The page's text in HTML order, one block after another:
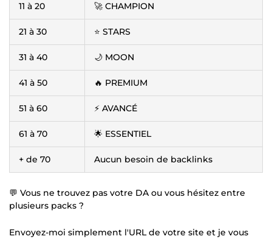
11 à 20 🚀 CHAMPION
21 à 30 ⭐️ STARS
31 à 40 🌙 MOON
41 à 50 🔥 PREMIUM
51 à 60 ⚡ AVANCÉ
61 à 70 🌟 ESSENTIEL
+ de 70 Aucun besoin de backlinks
💬 Vous ne trouvez pas votre DA ou vous hésitez entre
plusieurs packs ?
Envoyez-moi simplement l'URL de votre site et je vous